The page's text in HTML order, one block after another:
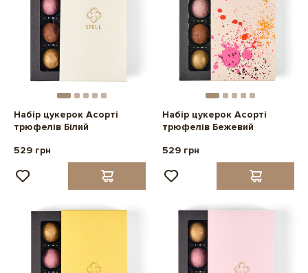
Набір цукерок Асорті
трюфелів Білий
529 грн
Набір цукерок Асорті
трюфелів Бежевий
529 грн